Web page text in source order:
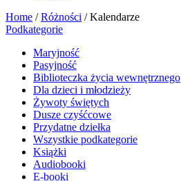
Home /Różności / Kalendarze
Podkategorie
Maryjność
Pasyjność
Biblioteczka życia wewnętrznego
Dla dzieci i młodzieży
Żywoty świętych
Dusze czyśćcowe
Przydatne dziełka
Wszystkie podkategorie
Książki
Audiobooki
E-booki